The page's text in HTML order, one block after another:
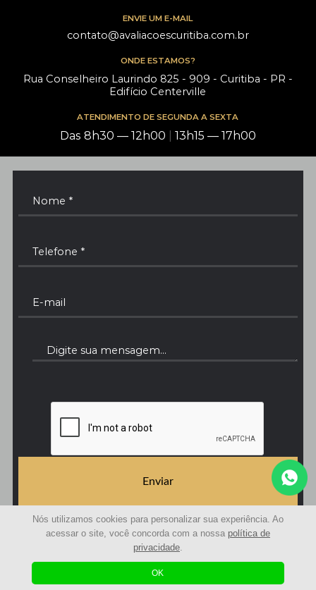
ENVIE UM E-MAIL
contato@avaliacoescuritiba.com.br
ONDE ESTAMOS?
Rua Conselheiro Laurindo 825 - 909 - Curitiba - PR -
Edifício Centerville
ATENDIMENTO DE SEGUNDA A SEXTA
Das 8h30 — 12h00 13h15 — 17h00
Enviar
© 2021 | Avaliações Curitiba - Avaliação de imóveis | Todos os Direitos Reservados
byAgência Sole
Nós utilizamos cookies para personalizar sua experiência. Ao
acessar o site, você concorda com a nossa política de
privacidade.
OK